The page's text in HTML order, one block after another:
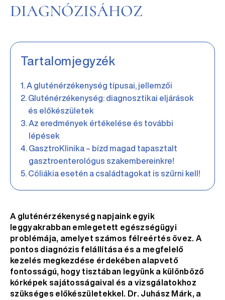
DIAGNÓZISÁHOZ
Tartalomjegyzék
A gluténérzékenység típusai, jellemzői
Gluténérzékenység: diagnosztikai eljárások
és előkészületek
Az eredmények értékelése és további
lépések
GasztroKlinika – bízd magad tapasztalt
gasztroenterológus szakembereinkre!
Cöliákia esetén a családtagokat is szűrni kell!
A gluténérzékenység napjaink egyik
leggyakrabban emlegetett egészségügyi
problémája, amelyet számos félreértés övez. A
pontos diagnózis felállítása és a megfelelő
kezelés megkezdése érdekében alapvető
fontosságú, hogy tisztában legyünk a különböző
kórképek sajátosságaival és a vizsgálatokhoz
szükséges előkészületekkel. Dr. Juhász Márk, a